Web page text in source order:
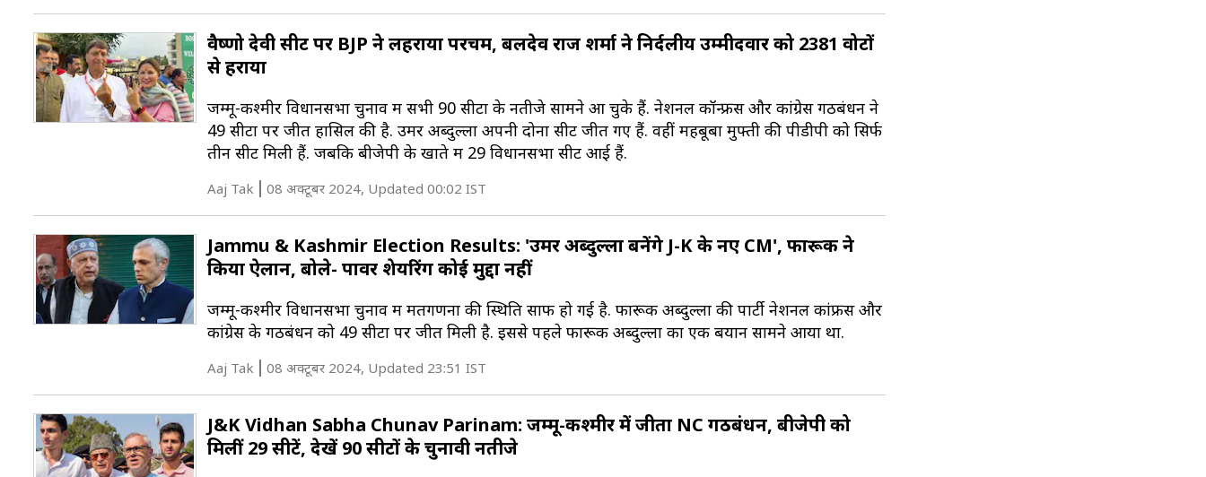
वैष्णो देवी सीट पर BJP ने लहराया परचम, बलदेव राज शर्मा ने निर्दलीय उम्मीदवार को 2381 वोटों
से हराया
जम्मू-कश्मीर विधानसभा चुनाव में सभी 90 सीटों के नतीजे सामने आ चुके हैं. नेशनल कॉन्फ्रेंस और कांग्रेस गठबंधन ने
49 सीटों पर जीत हासिल की है. उमर अब्दुल्ला अपनी दोनों सीटें जीत गए हैं. वहीं महबूबा मुफ्ती की पीडीपी को सिर्फ
तीन सीटें मिली हैं. जबकि बीजेपी के खाते में 29 विधानसभा सीटें आई हैं.
Aaj Tak 08 अक्टूबर 2024, Updated 00:02 IST
Jammu & Kashmir Election Results: 'उमर अब्दुल्ला बनेंगे J-K के नए CM', फारूक ने
किया ऐलान, बोले- पावर शेयरिंग कोई मुद्दा नहीं
जम्मू-कश्मीर विधानसभा चुनाव में मतगणना की स्थिति साफ हो गई है. फारूक अब्दुल्ला की पार्टी नेशनल कांफ्रेंस और
कांग्रेस के गठबंधन को 49 सीटों पर जीत मिली है. इससे पहले फारूक अब्दुल्ला का एक बयान सामने आया था.
Aaj Tak 08 अक्टूबर 2024, Updated 23:51 IST
J&K Vidhan Sabha Chunav Parinam: जम्मू-कश्मीर में जीता NC गठबंधन, बीजेपी को
मिलीं 29 सीटें, देखें 90 सीटों के चुनावी नतीजे